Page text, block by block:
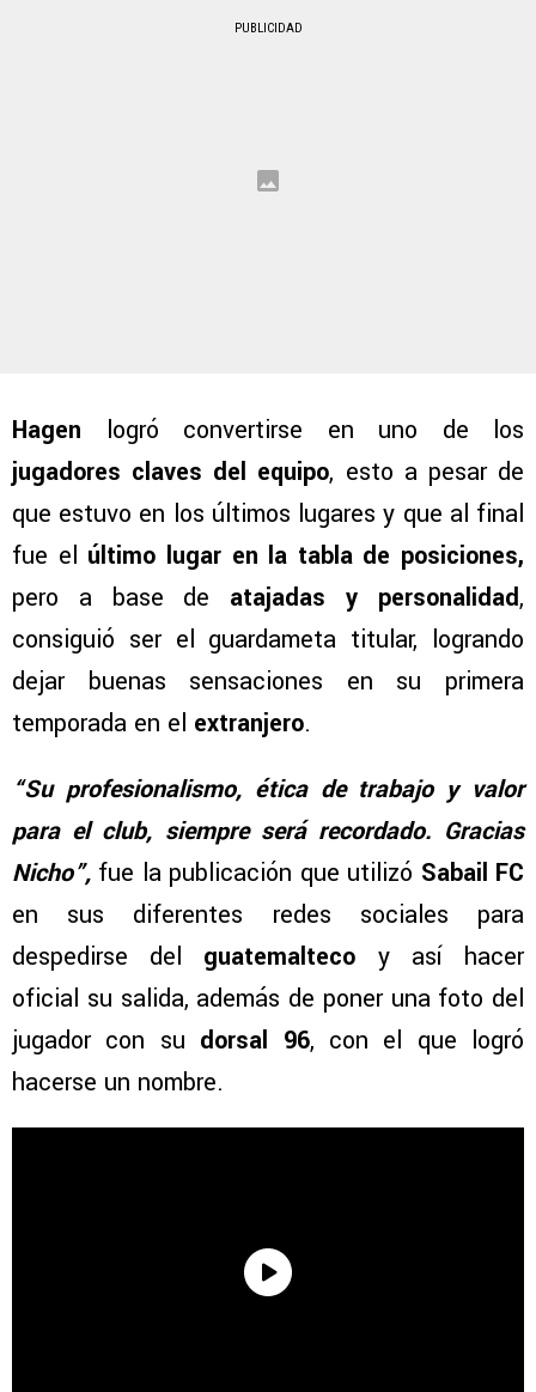
PUBLICIDAD
Hagen logró convertirse en uno de los
jugadores claves del equipo, esto a pesar de
que estuvo en los últimos lugares y que al final
fue el último lugar en la tabla de posiciones,
pero a base de atajadas y personalidad,
consiguió ser el guardameta titular, logrando
dejar buenas sensaciones en su primera
temporada en el extranjero.
“Su profesionalismo, ética de trabajo y valor
para el club, siempre será recordado. Gracias
Nicho”, fue la publicación que utilizó Sabail FC
en sus diferentes redes sociales para
despedirse del guatemalteco y así hacer
oficial su salida, además de poner una foto del
jugador con su dorsal 96, con el que logró
hacerse un nombre.